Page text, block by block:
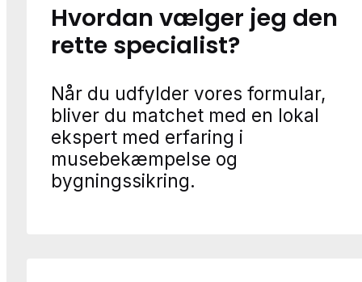
Hvordan vælger jeg den
rette specialist?
Når du udfylder vores formular,
bliver du matchet med en lokal
ekspert med erfaring i
musebekæmpelse og
bygningssikring.